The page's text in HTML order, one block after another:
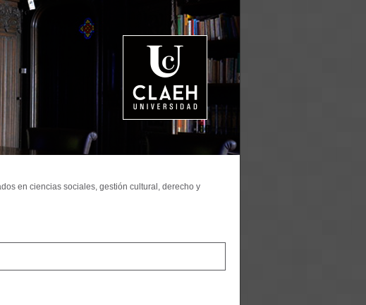
en ciencias sociales, gestión cultural, derecho y